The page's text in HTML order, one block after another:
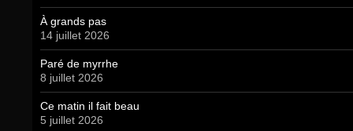
À grands pas
14 juillet 2026
Paré de myrrhe
8 juillet 2026
Ce matin il fait beau
5 juillet 2026